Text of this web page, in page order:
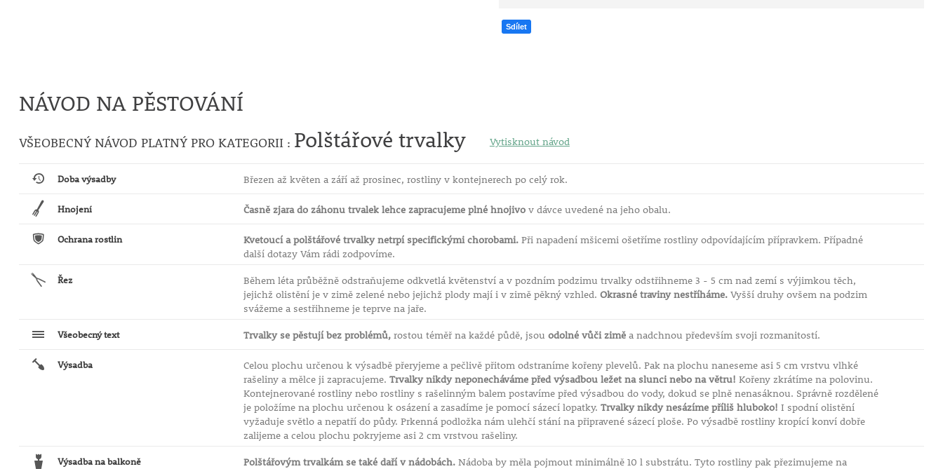
Sdílet
NÁVOD NA PĚSTOVÁNÍ
VŠEOBECNÝ NÁVOD PLATNÝ PRO KATEGORII : Polštářové trvalky Vytisknout návod
Doba výsadby Březen až květen a září až prosinec, rostliny v kontejnerech po celý rok.
Hnojení Časně zjara do záhonu trvalek lehce zapracujeme plné hnojivov dávce uvedené na jeho obalu.
Ochrana rostlin Kvetoucí a polštářové trvalky netrpí specifickými chorobami.Při napadení mšicemi ošetříme rostliny odpovídajícím přípravkem. Případné
další dotazy Vám rádi zodpovíme.
Řez
Během léta průběžně odstraňujeme odkvetlá květenství a v pozdním podzimu trvalky odstřihneme 3 - 5 cm nad zemí s výjimkou těch,
jejichž olistění je v zimě zelené nebo jejichž plody mají i v zimě pěkný vzhled. Okrasné traviny nestříháme.Vyšší druhy ovšem na podzim
svážeme a sestřihneme je teprve na jaře.
Všeobecný text Trvalky se pěstují bez problémů,rostou téměř na každé půdě, jsou odolné vůči ziměa nadchnou především svoji rozmanitostí.
Výsadba
Celou plochu určenou k výsadbě přeryjeme a pečlivě přitom odstraníme kořeny plevelů. Pak na plochu naneseme asi 5 cm vrstvu vlhké
rašeliny a mělce ji zapracujeme. Trvalky nikdy neponecháváme před výsadbou ležet na slunci nebo na větru! Kořeny zkrátíme na polovinu.
Kontejnerované rostliny nebo rostliny s rašelinným balem postavíme před výsadbou do vody, dokud se plně nenasáknou. Správně rozdělené
je položíme na plochu určenou k osázení a zasadíme je pomocí sázecí lopatky. Trvalky nikdy nesázíme příliš hluboko! I spodní olistění
vyžaduje světlo a nepatří do půdy. Prkenná podložka nám ulehčí stání na připravené sázecí ploše. Po výsadbě rostliny kropící konví dobře
zalijeme a celou plochu pokryjeme asi 2 cm vrstvou rašeliny.
Výsadba na balkoně Polštářovým trvalkám se také daří v nádobách.Nádoba by měla pojmout minimálně 10 l substrátu. Tyto rostliny pak přezimujeme na